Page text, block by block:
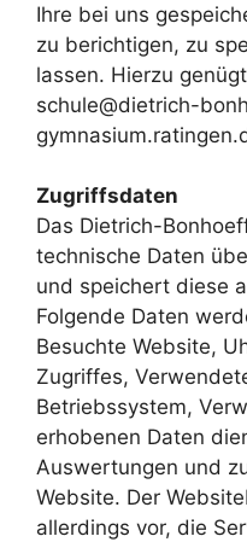
Ihre bei uns
zu berichtigen, zu
lassen. Hierzu
schule@dietrich-
Zugriffsdaten
Das Dietrich-
technische Daten
und speichert diese
Folgende Daten
Besuchte Website,
Zugriffes,
Betriebssystem,
erhobenen Daten
Auswertungen und
Website. Der
allerdings vor, die